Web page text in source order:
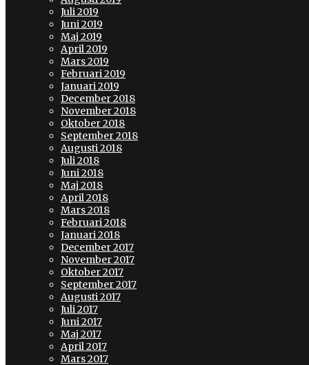
Juli 2019
Juni 2019
Maj 2019
April 2019
Mars 2019
Februari 2019
Januari 2019
December 2018
November 2018
Oktober 2018
September 2018
Augusti 2018
Juli 2018
Juni 2018
Maj 2018
April 2018
Mars 2018
Februari 2018
Januari 2018
December 2017
November 2017
Oktober 2017
September 2017
Augusti 2017
Juli 2017
Juni 2017
Maj 2017
April 2017
Mars 2017